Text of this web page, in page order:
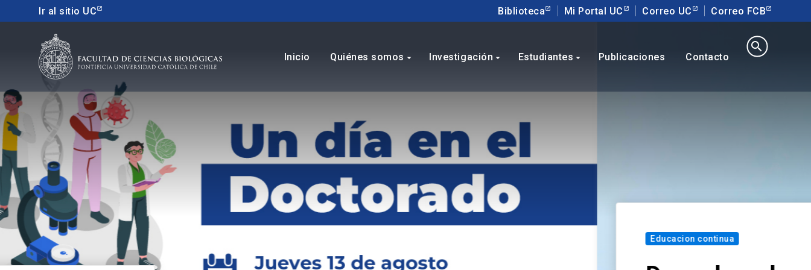
Ir al sitio UC Biblioteca Mi Portal UC Correo UC Correo FCB
Inicio Quiénes somos arrow_drop_down Investigación arrow_drop_down Estudiantes arrow_drop_down Publicaciones Contacto
search
Educacion continua